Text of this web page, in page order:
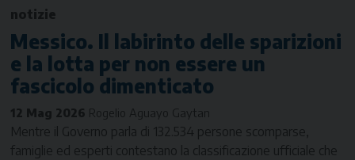
notizie
Messico. Il labirinto delle sparizioni
e la lotta per non essere un
fascicolo dimenticato
12 Mag 2026 Rogelio Aguayo Gaytan
Mentre il Governo parla di 132.534 persone scomparse,
famiglie ed esperti contestano la classificazione ufficiale che